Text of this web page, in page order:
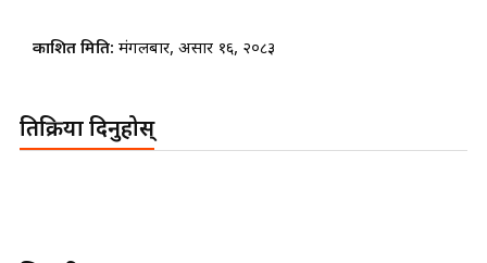
प्रकाशित मिति: मंगलबार, असार १६, २०८३
प्रतिक्रिया दिनुहोस्